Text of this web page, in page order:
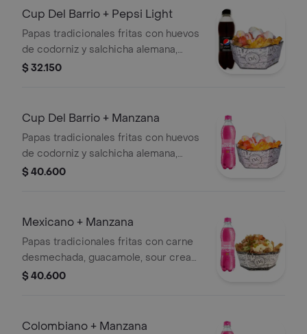
Cup Del Barrio + Pepsi Light
Papas tradicionales fritas con huevos
de codorniz y salchicha alemana,
acompañadas de salsas tradicionales
$ 32.150
Cup Del Barrio + Manzana
Papas tradicionales fritas con huevos
de codorniz y salchicha alemana,
acompañadas de salsas tradicionales
$ 40.600
Mexicano + Manzana
Papas tradicionales fritas con carne
desmechada, guacamole, sour cream,
pico de gallo y salsas a elegir.
$ 40.600
Colombiano + Manzana